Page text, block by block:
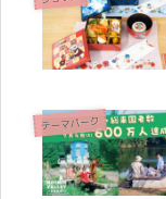
テーマパーク